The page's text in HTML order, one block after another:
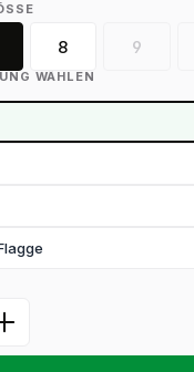
ist zurzeit nicht
8 9(Diese
WÄHLEN
Gib